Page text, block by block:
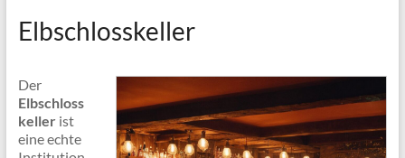
Elbschlosskeller
Der
Elbschloss
kellerist
eine echte